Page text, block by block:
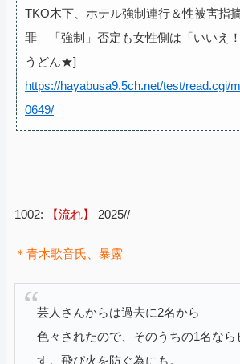
TKO木下、ホテル強制連行＆性被害指
罪 「強制」否定も女性側は「いいえ
うどん★]
https://hayabusa9.5ch.net/test/read.cgi/
0649/
1002: 【流れ】 2025//
＊青木歌音氏、暴露
芸人さんからは過去に2名から
色々されたので、そのうちの1名なら
す。飛び火を防ぐ為にも。